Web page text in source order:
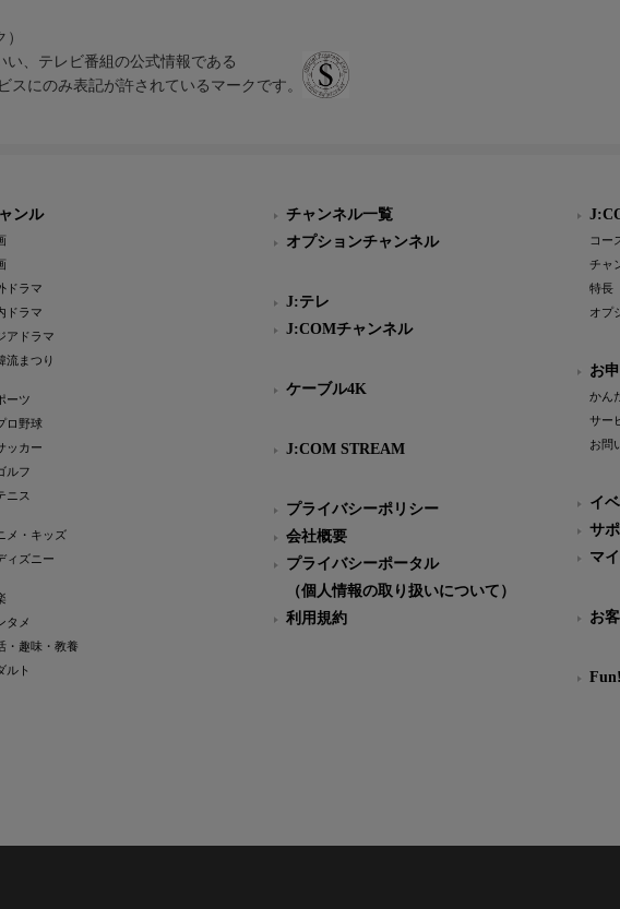
い、テレビ番組の公式情報である
スにのみ表記が許されているマークです。
ンル
ドラマ
ドラマ
アドラマ
流まつり
ーツ
ロ野球
ッカー
ルフ
ニス
メ・キッズ
ィズニー
タメ
・趣味・教養
ルト
チャンネル一覧
オプションチャンネル
J:テレ
J:COMチャンネル
ケーブル4K
J:COM STREAM
プライバシーポリシー
会社概要
プライバシーポータル
（個人情報の取り扱いについて）
利用規約
コー
チャ
特長
オプ
お
かん
サー
お問
イ
サ
マ
お